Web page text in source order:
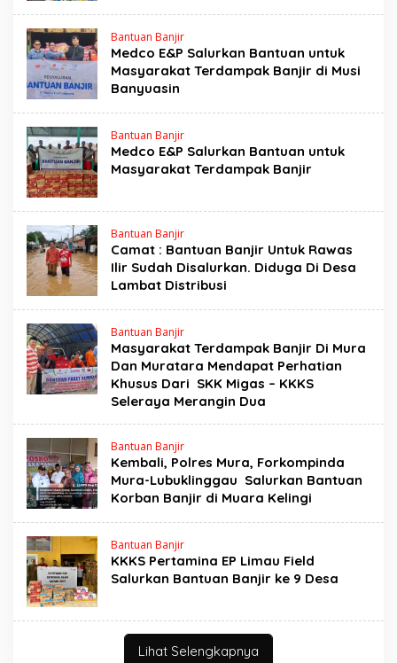
Bantuan Banjir
Medco E&P Salurkan Bantuan untuk
Masyarakat Terdampak Banjir di Musi
Banyuasin
Bantuan Banjir
Medco E&P Salurkan Bantuan untuk
Masyarakat Terdampak Banjir
Bantuan Banjir
Camat : Bantuan Banjir Untuk Rawas
Ilir Sudah Disalurkan. Diduga Di Desa
Lambat Distribusi
Bantuan Banjir
Masyarakat Terdampak Banjir Di Mura
Dan Muratara Mendapat Perhatian
Khusus Dari SKK Migas – KKKS
Seleraya Merangin Dua
Bantuan Banjir
Kembali, Polres Mura, Forkompinda
Mura-Lubuklinggau Salurkan Bantuan
Korban Banjir di Muara Kelingi
Bantuan Banjir
KKKS Pertamina EP Limau Field
Salurkan Bantuan Banjir ke 9 Desa
Lihat Selengkapnya